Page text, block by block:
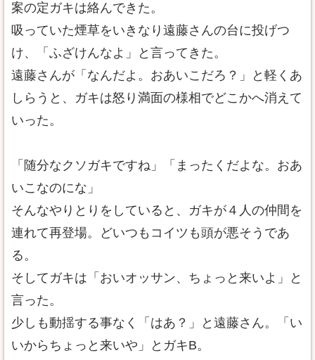
案の定ガキは絡んできた。
吸っていた煙草をいきなり遠藤さんの台に投げつ
け、「ふざけんなよ」と言ってきた。
遠藤さんが「なんだよ。おあいこだろ？」と軽くあ
しらうと、ガキは怒り満面の様相でどこかへ消えて
いった。
「随分なクソガキですね」「まったくだよな。おあ
いこなのにな」
そんなやりとりをしていると、ガキが４人の仲間を
連れて再登場。どいつもコイツも頭が悪そうであ
る。
そしてガキは「おいオッサン、ちょっと来いよ」と
言った。
少しも動揺する事なく「はあ？」と遠藤さん。「い
いからちょっと来いや」とガキB。